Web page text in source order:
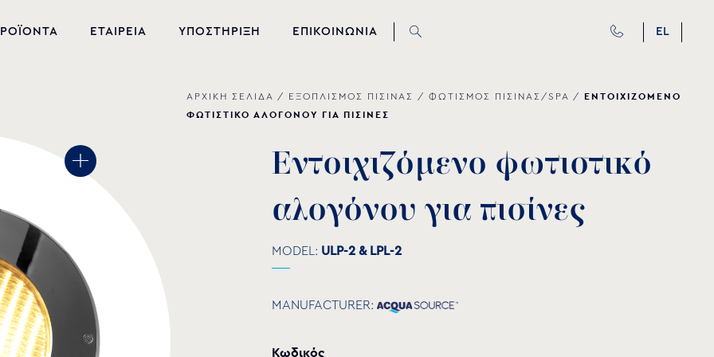
EL
ΣΙΝΤΡΙΒΑΝΙ
PVC-U ΕΞΑΡΤΗΜΑΤΑ
ΑΝΤΛΙΕΣ ΥΔΑΤΩΝ
ΧΗΜΙΚΑ ΠΙΣΙΝΑΣ
ΕΤΑΙΡΕΙΑ ΥΠΟΣΤΗΡΙΞΗ ΕΠΙΚΟΙΝΩΝΙΑ
ΑΡΧΙΚΗ ΣΕΛΙΔΑ / ΕΞΟΠΛΙΣΜΟΣ ΠΙΣΙΝΑΣ / ΦΩΤΙΣΜΟΣ ΠΙΣΙΝΑΣ/SPA / ΕΝΤΟΙΧΙΖΟΜΕΝΟ
ΦΩΤΙΣΤΙΚΟ ΑΛΟΓΟΝΟΥ ΓΙΑ ΠΙΣΙΝΕΣ
Εντοιχιζόμενο φωτιστικό
αλογόνου για πισίνες
MODEL: ULP-2 & LPL-2
MANUFACTURER:
Κωδικός